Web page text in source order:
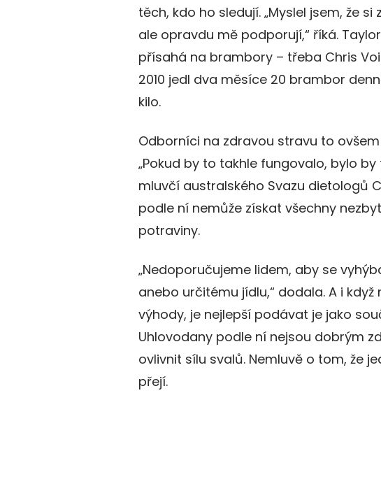
těch, kdo ho sledují. „Myslel jsem, že
ale opravdu mě podporují,“ říká.
přísahá na brambory – třeba Chris
2010 jedl dva měsíce 20 brambor
kilo.
Odborníci na zdravou stravu to
„Pokud by to takhle fungovalo, bylo
mluvčí australského Svazu dietologů
podle ní nemůže získat všechny
potraviny.
„Nedoporučujeme lidem, aby se
anebo určitému jídlu,“ dodala. A i
výhody, je nejlepší podávat je jako
Uhlovodany podle ní nejsou dobrým
ovlivnit sílu svalů. Nemluvě o tom, že
přejí.